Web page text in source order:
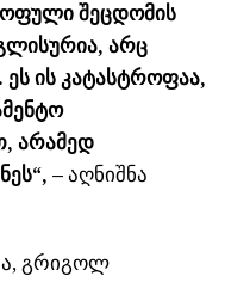
შეცდომის
არც
ის კატასტროფაა,
არამედ
– აღნიშნა
გრიგოლ